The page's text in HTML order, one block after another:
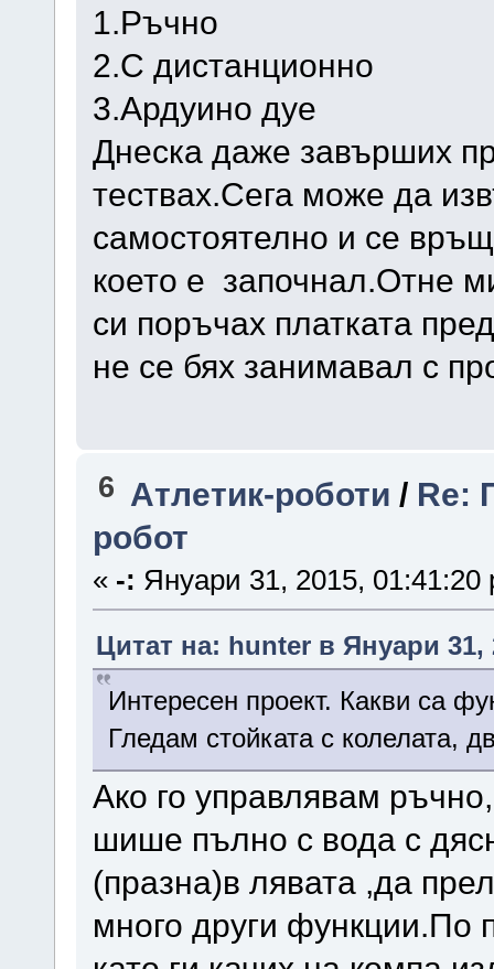
1.Ръчно
2.С дистанционно
3.Ардуино дуе
Днеска даже завърших
тествах.Сега може да
самостоятелно и се
което е започнал.Отне
си поръчах платката
не се бях занимавал с
6 Атлетик-роботи / Re:
робот
« -: Януари 31, 2015, 01:41:20
Цитат на: hunter в Януари 31,
Интересен проект. Какви са
Гледам стойката с колелата,
Ако го управлявам
шише пълно с вода с
(празна)в лявата ,да
много други функции.По